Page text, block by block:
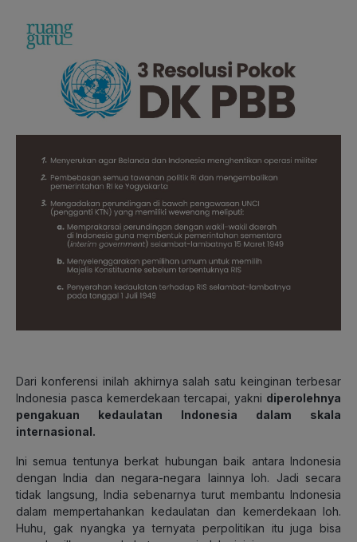
Dari konferensi inilah akhirnya salah satu keinginan terbesar
Indonesia pasca kemerdekaan tercapai, yakni diperolehnya
pengakuan kedaulatan Indonesia dalam skala
internasional.
Ini semua tentunya berkat hubungan baik antara Indonesia
dengan India dan negara-negara lainnya loh. Jadi secara
tidak langsung, India sebenarnya turut membantu Indonesia
dalam mempertahankan kedaulatan dan kemerdekaan loh.
Huhu, gak nyangka ya ternyata perpolitikan itu juga bisa